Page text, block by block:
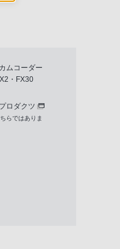
ムコーダー
・FX30
ロダクツ
らではありま